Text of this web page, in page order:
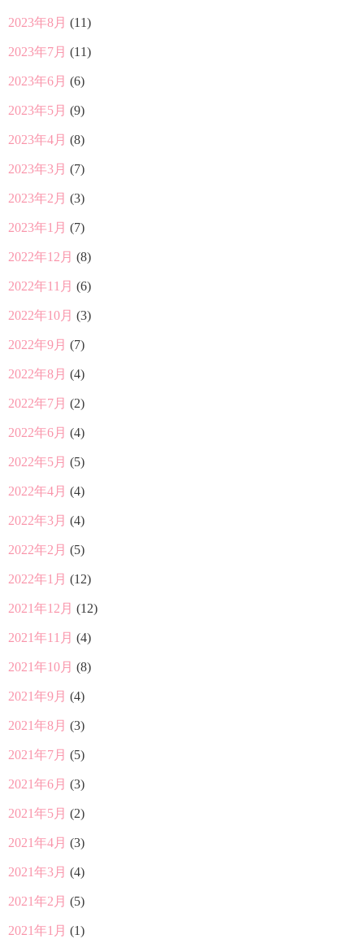
2023年8月 (11)
2023年7月 (11)
2023年6月 (6)
2023年5月 (9)
2023年4月 (8)
2023年3月 (7)
2023年2月 (3)
2023年1月 (7)
2022年12月 (8)
2022年11月 (6)
2022年10月 (3)
2022年9月 (7)
2022年8月 (4)
2022年7月 (2)
2022年6月 (4)
2022年5月 (5)
2022年4月 (4)
2022年3月 (4)
2022年2月 (5)
2022年1月 (12)
2021年12月 (12)
2021年11月 (4)
2021年10月 (8)
2021年9月 (4)
2021年8月 (3)
2021年7月 (5)
2021年6月 (3)
2021年5月 (2)
2021年4月 (3)
2021年3月 (4)
2021年2月 (5)
2021年1月 (1)